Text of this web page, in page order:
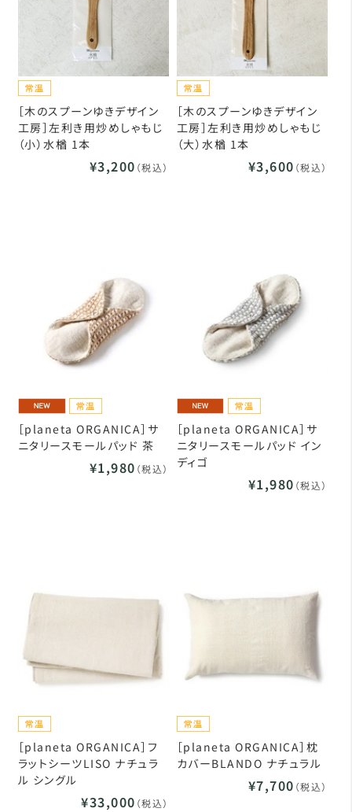
［木のスプーンゆきデザイン
工房］左利き用炒めしゃもじ
（小）水楢 1本
¥3,200 （税込）
［木のスプーンゆきデザイン
工房］左利き用炒めしゃもじ
（大）水楢 1本
¥3,600 （税込）
［planeta ORGANICA］サ
ニタリースモールパッド 茶
¥1,980 （税込）
［planeta ORGANICA］サ
ニタリースモールパッド イン
ディゴ
¥1,980 （税込）
［planeta ORGANICA］フ
ラットシーツLISO ナチュラ
ル シングル
¥33,000 （税込）
［planeta ORGANICA］枕
カバーBLANDO ナチュラル
¥7,700 （税込）